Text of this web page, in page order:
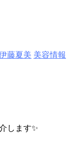
藤夏美 美容情報
します✨